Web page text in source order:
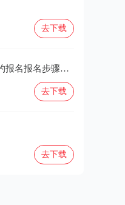
去下载
消操-鉴定站官网-预约报名报名步骤详细解读.pdf
去下载
去下载